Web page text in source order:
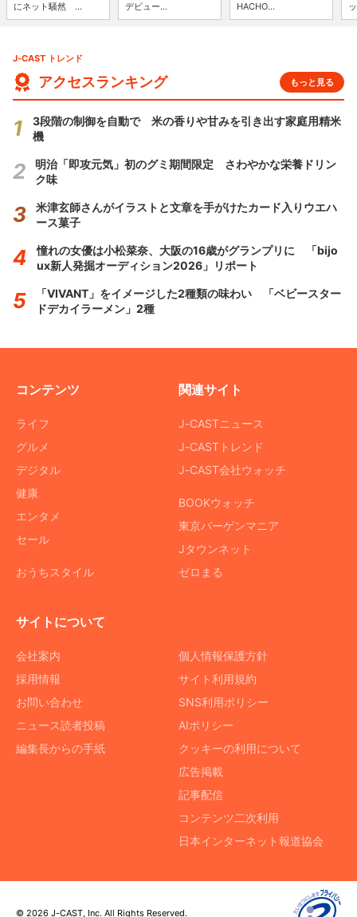
にネット騒然 ...
デビュー...
HACHO...
J-CAST トレンド
アクセスランキング もっと見る
3段階の制御を自動で 米の香りや甘みを引き出す家庭用精米
機
明治「即攻元気」初のグミ期間限定 さわやかな栄養ドリン
ク味
米津玄師さんがイラストと文章を手がけたカード入りウエハ
ース菓子
憧れの女優は小松菜奈、大阪の16歳がグランプリに 「bijo
ux新人発掘オーディション2026」リポート
「VIVANT」をイメージした2種類の味わい 「ベビースター
ドデカイラーメン」2種
コンテンツ
ライフ
グルメ
デジタル
健康
エンタメ
セール
おうちスタイル
関連サイト
J-CASTニュース
J-CASTトレンド
J-CAST会社ウォッチ
BOOKウォッチ
東京バーゲンマニア
Jタウンネット
ゼロまる
サイトについて
会社案内
採用情報
お問い合わせ
ニュース読者投稿
編集長からの手紙
個人情報保護方針
サイト利用規約
SNS利用ポリシー
AIポリシー
クッキーの利用について
広告掲載
記事配信
コンテンツ二次利用
日本インターネット報道協会
© 2026 J-CAST, Inc. All Rights Reserved.